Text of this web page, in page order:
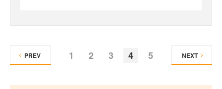
1 2 3 4 5
PREV NEXT